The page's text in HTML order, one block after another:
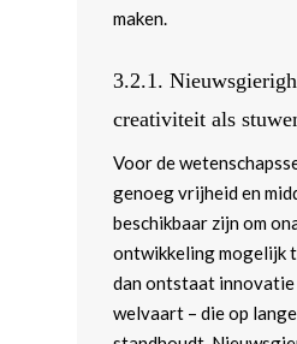
maken.
3.2.1.
creativiteit als
Voor de
genoeg vrijheid en
beschikbaar zijn om
ontwikkeling mogelijk
dan ontstaat innovatie
welvaart – die op